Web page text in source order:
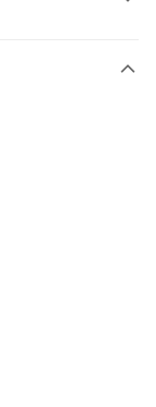
銀行
商業銀行